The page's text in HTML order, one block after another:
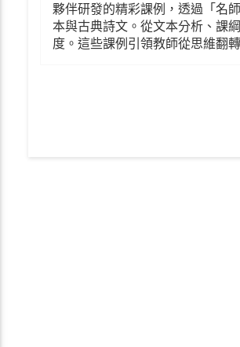
夥伴研發的精彩課例，透過「名
本與古典詩文。從文本分析、課
度。這些課例引領教師從思維翻